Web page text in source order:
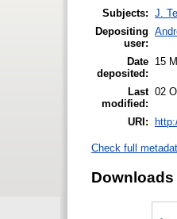
Subjects: J.
Depositing
user:
Date
deposited:
15
Last
modified:
02
URI:
Check full
Downloads